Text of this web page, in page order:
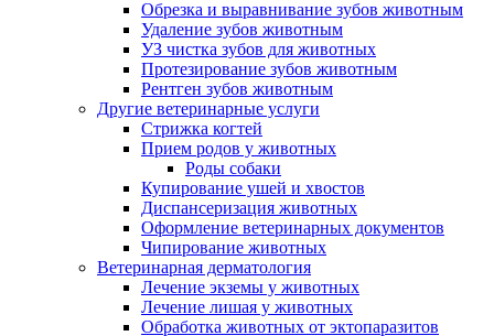
Обрезка и выравнивание зубов животным
Удаление зубов животным
УЗ чистка зубов для животных
Протезирование зубов животным
Рентген зубов животным
Другие ветеринарные услуги
Стрижка когтей
Прием родов у животных
Роды собаки
Купирование ушей и хвостов
Диспансеризация животных
Оформление ветеринарных документов
Чипирование животных
Ветеринарная дерматология
Лечение экземы у животных
Лечение лишая у животных
Обработка животных от эктопаразитов